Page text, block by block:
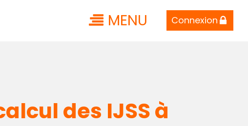
MENU Connexion
des IJSS à